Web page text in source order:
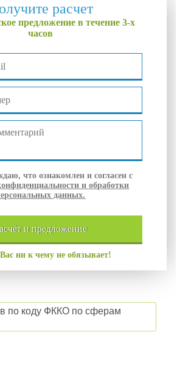
расчет
предложение в течение 3-х
часов
что ознакомлен и согласен с
и обработки
данных.
расчёт ипредложение
ни к чему не обязывает!
по коду ФККО по сферам